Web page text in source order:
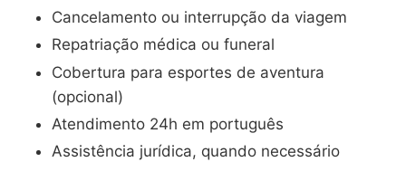
Cancelamento ou interrupção da viagem
Repatriação médica ou funeral
Cobertura para esportes de aventura
(opcional)
Atendimento 24h em português
Assistência jurídica, quando necessário